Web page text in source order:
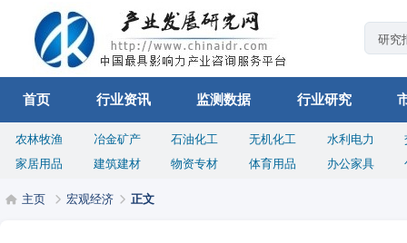
首页 行业资讯 监测数据 行业研究
农林牧渔 冶金矿产 石油化工 无机化工 水利电力
家居用品
建筑建材 物资专材 体育用品 办公家具
主页 宏观经济 正文